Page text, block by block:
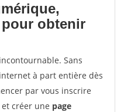
obtenir
Sans
à part entière dès
par vous inscrire
et créer une page